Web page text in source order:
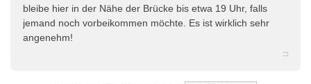
bleibe hier in der Nähe der Brücke bis etwa 19 Uhr, falls
jemand noch vorbeikommen möchte. Es ist wirklich sehr
angenehm!